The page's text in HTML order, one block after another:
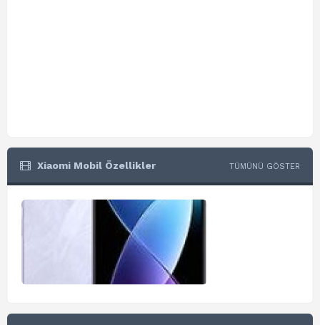
Xiaomi Mobil Özellikler TÜMÜNÜ GÖSTER